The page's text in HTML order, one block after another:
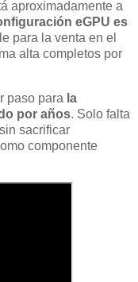
aproximadamente a
eGPU es
para la venta en el
alta completos por
paso para la
por años. Solo falta
sacrificar
componente